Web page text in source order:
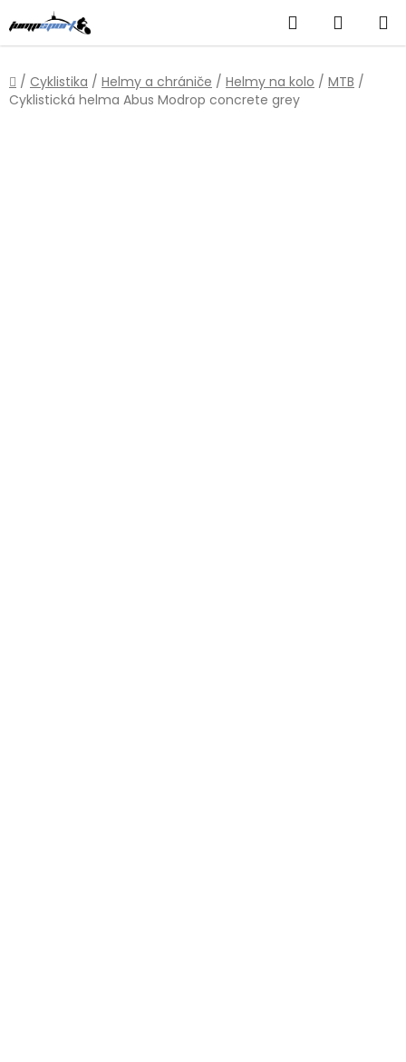
na
obsah
Hledat
KOŠÍK
Domů
/ Cyklistika / Helmy a chrániče / Helmy na kolo / MTB /
Cyklistická helma Abus Modrop concrete grey